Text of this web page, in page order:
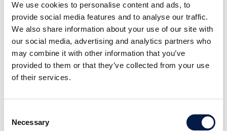
We use cookies to personalise content and ads, to
provide social media features and to analyse our traffic.
We also share information about your use of our site with
our social media, advertising and analytics partners who
may combine it with other information that you’ve
provided to them or that they’ve collected from your use
of their services.
Selection
Necessary
Analysuppdatering Zinzino,
kv3 2022: Tilltagande
tillväxt och oförtjänt rabatt
Läs hela analysuppdateringen här: